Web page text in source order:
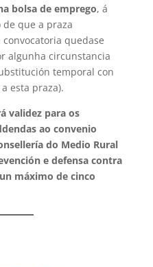
bolsa de emprego, á
que a praza
quedase
algunha circunstancia
temporal con
esta praza).
validez para os
ao convenio
do Medio Rural
e defensa contra
máximo de cinco